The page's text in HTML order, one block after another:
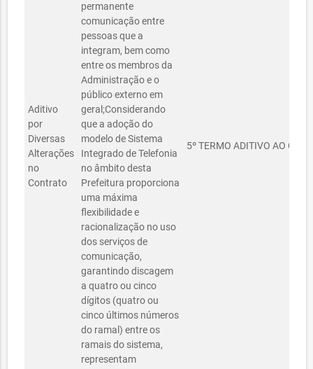
Aditivo
por
Diversas
Alterações
no
Contrato
permanente
comunicação entre
pessoas que a
integram, bem como
entre os membros da
Administração e o
público externo em
geral;Considerando
que a adoção do
modelo de Sistema
Integrado de Telefonia
no âmbito desta
Prefeitura proporciona
uma máxima
flexibilidade e
racionalização no uso
dos serviços de
comunicação,
garantindo discagem
a quatro ou cinco
dígitos (quatro ou
cinco últimos números
do ramal) entre os
ramais do sistema,
representam
5º TERMO ADITIVO AO